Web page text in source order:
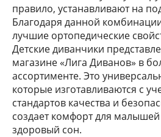
правило, устанавливают на
Благодаря данной
лучшие ортопедические
Детские диванчики
магазине «Лига Диванов» в
ассортименте. Это
которые изготавливаются с
стандартов качества и
создает комфорт для
здоровый сон.